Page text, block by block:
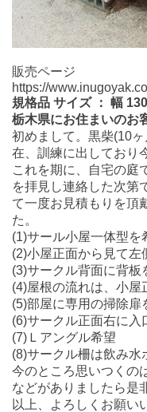
販売ページ
https://
規格品 サイズ ： 幅
栃木県にお住まいのお
初めまして。黒柴(10
在、訓練に出しており
これを期に、自宅の庭
を拝見し連絡した次第
て一度お見積もりを頂
た。
(1)サール小屋一体型を
(2)小屋正面から見て左
(3)サークル背面に背板
(4)屋根の流れは、小屋
(5)部屋に専用の掃除扉
(6)サークル正面右に入
(7)Ｌアングル希望
(8)サークル柵は飲み水
今のところ思いつくの
などがありましたら是
以上、よろしくお願い